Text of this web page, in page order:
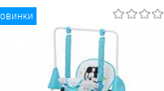
В корзину
Купить в 1 клик
К сравнению